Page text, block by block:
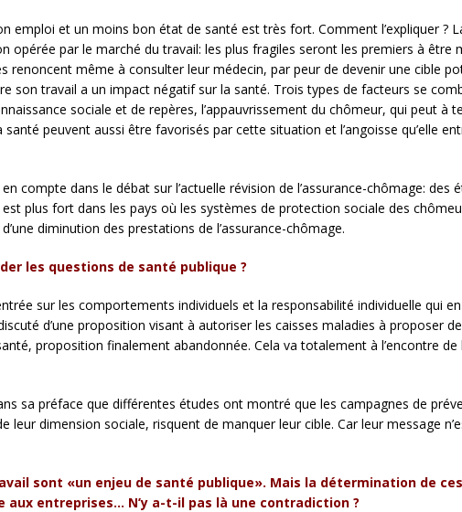
emploi et un moins bon état de santé est très fort. Comment l’expliquer ?
opérée par le marché du travail: les plus fragiles seront les premiers à être
renoncent même à consulter leur médecin, par peur de devenir une cible
son travail a un impact négatif sur la santé. Trois types de facteurs se
sociale et de repères, l’appauvrissement du chômeur, qui peut à
peuvent aussi être favorisés par cette situation et l’angoisse qu’elle
compte dans le débat sur l’actuelle révision de l’assurance-chômage: des
est plus fort dans les pays où les systèmes de protection sociale des
diminution des prestations de l’assurance-chômage.
les questions de santé publique ?
sur les comportements individuels et la responsabilité individuelle qui
d’une proposition visant à autoriser les caisses maladies à proposer
proposition finalement abandonnée. Cela va totalement à l’encontre de
sa préface que différentes études ont montré que les campagnes de
dimension sociale, risquent de manquer leur cible. Car leur message
sont «un enjeu de santé publique». Mais la détermination de
entreprises… N’y a-t-il pas là une contradiction ?